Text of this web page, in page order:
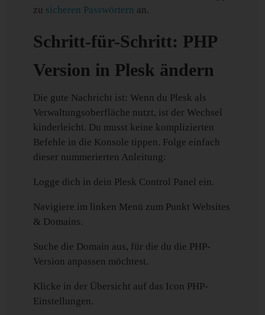
zu sicheren Passwörtern an.
Schritt-für-Schritt: PHP
Version in Plesk ändern
Die gute Nachricht ist: Wenn du Plesk als
Verwaltungsoberfläche nutzt, ist der Wechsel
kinderleicht. Du musst keine komplizierten
Befehle in die Konsole tippen. Folge einfach
dieser nummerierten Anleitung:
Logge dich in dein Plesk Control Panel ein.
Navigiere im linken Menü zum Punkt Websites
& Domains.
Suche die Domain aus, für die du die PHP-
Version anpassen möchtest.
Klicke in der Übersicht auf das Icon PHP-
Einstellungen.